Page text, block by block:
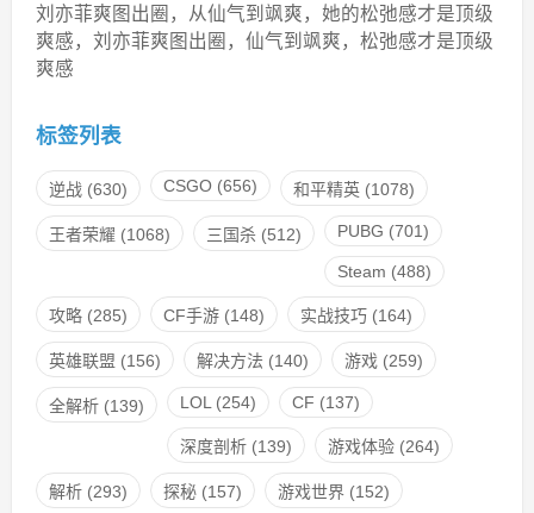
刘亦菲爽图出圈，从仙气到飒爽，她的松弛感才是顶级
爽感，刘亦菲爽图出圈，仙气到飒爽，松弛感才是顶级
爽感
标签列表
逆战(630) CSGO(656) 和平精英(1078)
王者荣耀 (1068) 三国杀(512) PUBG (701)
Steam (488)
攻略(285) CF手游(148) 实战技巧(164)
英雄联盟 (156) 解决方法 (140) 游戏 (259)
全解析(139) LOL (254) CF (137)
深度剖析(139) 游戏体验(264)
解析(293) 探秘(157) 游戏世界(152)